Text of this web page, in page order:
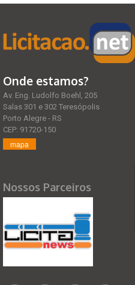
Onde estamos?
Av. Eng. Ludolfo Boehl, 205
Salas 301 e 302 Teresópolis
Porto Alegre - RS
CEP: 91720-150
mapa
Nossos Parceiros